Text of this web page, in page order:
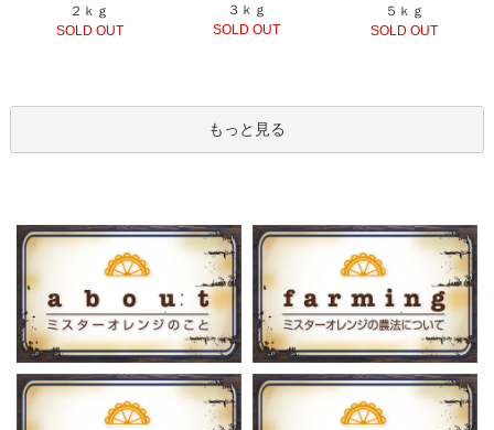
２ｋｇ
SOLD OUT
３ｋｇ
SOLD OUT
５ｋｇ
SOLD OUT
もっと見る